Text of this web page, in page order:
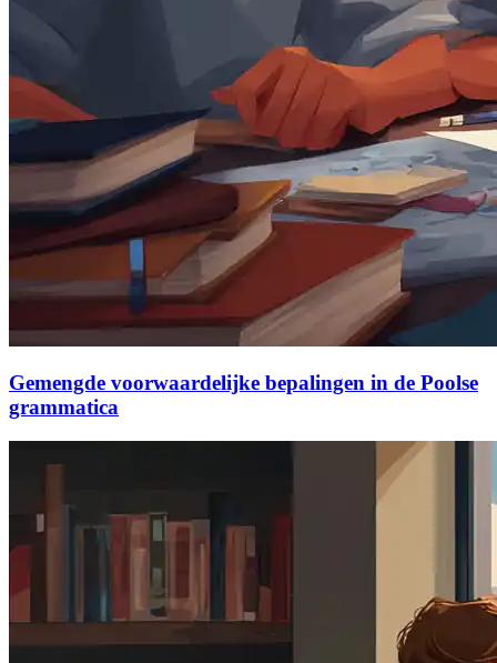
Gemengde voorwaardelijke bepalingen in de Poolse
grammatica